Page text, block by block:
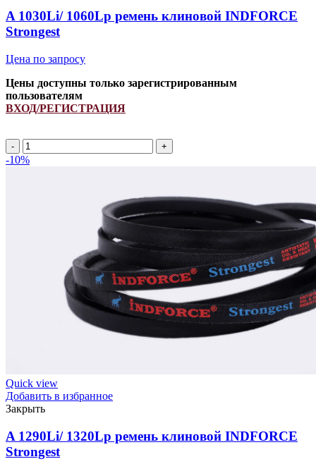
A 1030Li/ 1060Lp ремень клиновой INDFORCE
Strongest
Цена по запросу
Цены доступны только зарегистрированным
пользователям
ВХОД/РЕГИСТРАЦИЯ
A
1030Li/
-10%
Quick view
Добавить в избранное
Закрыть
A 1290Li/ 1320Lp ремень клиновой INDFORCE
Strongest